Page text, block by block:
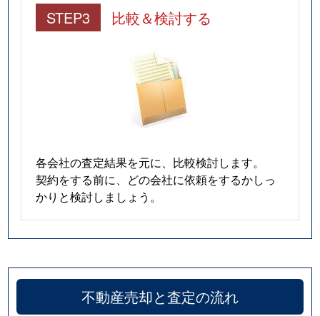
STEP3 比較＆検討する
各会社の査定結果を元に、比較検討します。
契約をする前に、どの会社に依頼をするかしっ
かりと検討しましょう。
不動産売却と査定の流れ